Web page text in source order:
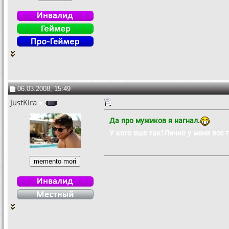
06.03.2008, 15:49
JustKira
Да про мужиков я нагнал.
У кого еще так?Лично у меня все